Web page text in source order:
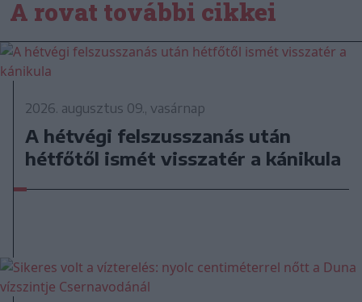
A rovat további cikkei
2026. augusztus 09., vasárnap
A hétvégi felszusszanás után
hétfőtől ismét visszatér a kánikula